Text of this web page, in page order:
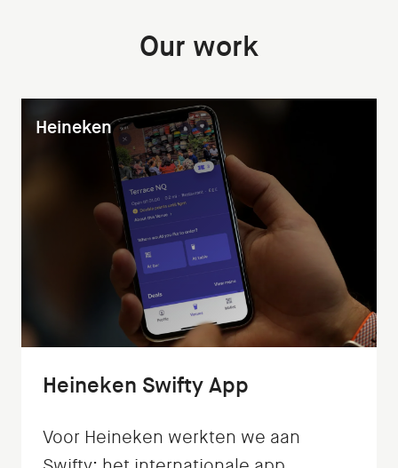
Our work
Heineken
Heineken Swifty App
Voor Heineken werkten we aan